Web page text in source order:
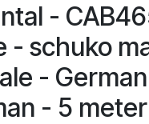
-
- schuko
-
- 5 meter